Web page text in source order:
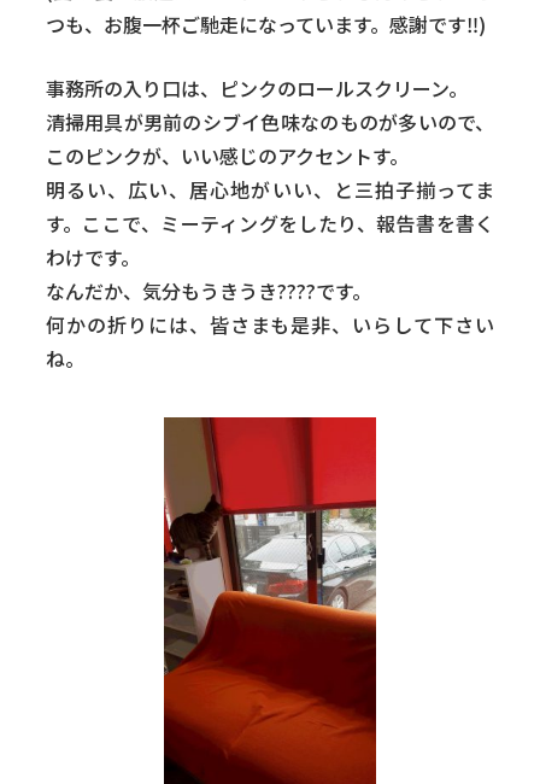
つも、お腹一杯ご馳走になっています。感謝です‼)
事務所の入り口は、ピンクのロールスクリーン。
清掃用具が男前のシブイ色味なのものが多いので、
このピンクが、いい感じのアクセントす。
明るい、広い、居心地がいい、と三拍子揃ってま
す。ここで、ミーティングをしたり、報告書を書く
わけです。
なんだか、気分もうきうき????です。
何かの折りには、皆さまも是非、いらして下さい
ね。